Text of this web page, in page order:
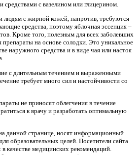
средствами с вазелином или глицерином.
людям с жирной кожей, напротив, требуются
средства, поэтому яблочная эссенция –
Кроме того, полезным для всех заболевших
на основе солодки. Это уникальное
наружного средства и в виде чая или настоя
с длительным течением и выраженными
требует много сил и настойчивости со
не приносят облегчения в течение
к врачу и разработать оптимальную
данной странице, носят информационный
образовательных целей. Посетители сайта
качестве медицинских рекомендаций.